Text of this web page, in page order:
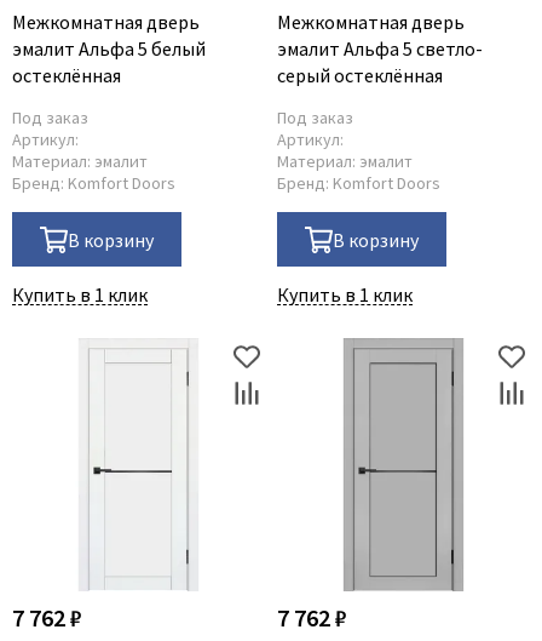
Межкомнатная дверь
эмалит Альфа 5 белый
остеклённая
Под заказ
Артикул:
Материал: эмалит
Бренд: Komfort Doors
В корзину
Купить в 1 клик
Межкомнатная дверь
эмалит Альфа 5 светло-
серый остеклённая
Под заказ
Артикул:
Материал: эмалит
Бренд: Komfort Doors
В корзину
Купить в 1 клик
7 762 ₽ 7 762 ₽